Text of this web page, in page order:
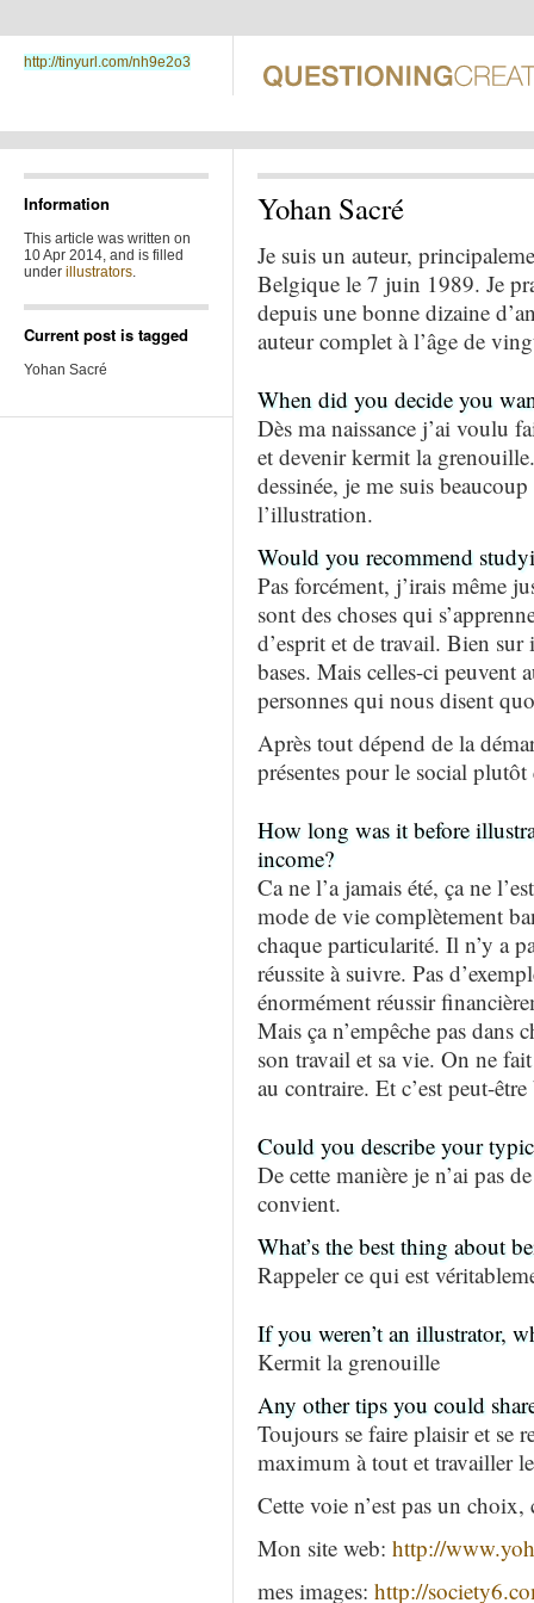
http://tinyurl.com/nh9e2o3
Information
This article was written on
10 Apr 2014, and is filled
under illustrators.
Current post is tagged
Yohan Sacré
Yohan Sacré
Je suis un auteur,
Belgique le 7 juin 1989. Je
depuis une bonne dizaine
auteur complet à l’âge de
When did you decide you
Dès ma naissance j’ai voulu
et devenir kermit la
dessinée, je me suis
l’illustration.
Would you recommend
Pas forcément, j’irais même
sont des choses qui
d’esprit et de travail. Bien
bases. Mais celles-ci peuvent
personnes qui nous disent
Après tout dépend de la
présentes pour le social
How long was it before
income?
Ca ne l’a jamais été, ça ne
mode de vie complètement
chaque particularité. Il n’y a
réussite à suivre. Pas
énormément réussir
Mais ça n’empêche pas dans
son travail et sa vie. On ne
au contraire. Et c’est peut-
Could you describe your
De cette manière je n’ai pas
convient.
What’s the best thing about
Rappeler ce qui est
If you weren’t an illustrator,
Kermit la grenouille
Any other tips you could
Toujours se faire plaisir et se
maximum à tout et travailler
Cette voie n’est pas un choix,
Mon site web: http://
mes images: http://